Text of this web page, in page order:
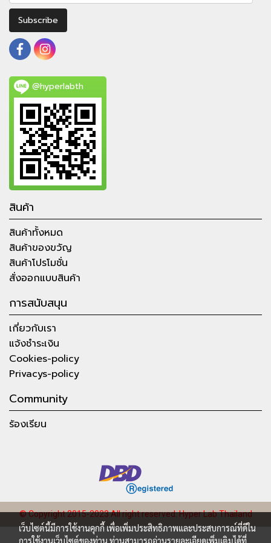
Subscribe
@hyperlabth
สินค้า
สินค้าทั้งหมด
สินค้าของขวัญ
สินค้าโปรโมชั่น
สั่งออกแบบสินค้า
การสนับสนุน
เกี่ยวกับเรา
แจ้งชำระเงิน
Cookies-policy
Privacys-policy
Community
ร้องเรียน
© Copyright 2015-2023 All right reserved.Hyper Lab Thailand
เว็บไซต์นี้มีการใช้งานคุกกี้ เพื่อเพิ่มประสิทธิภาพและประสบการณ์ที่ดีใน
การใช้งานเว็บไซต์ของท่าน ท่านสามารถอ่านรายละเอียดเพิ่มเติมได้ที่